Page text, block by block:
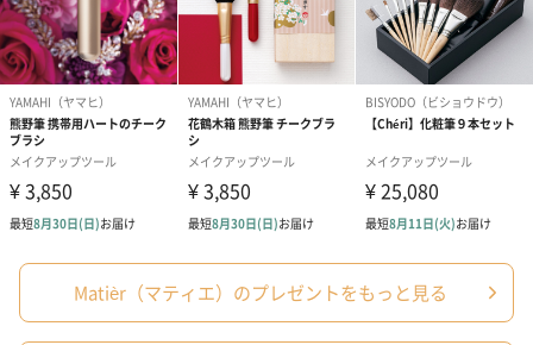
「Matièr（マティエ）」
「新しい扉へ踏み出す一歩。その瞬間に感じる緊張を少しでも和
らげ、あなたの第一印象があなたの望む姿で残すことができるよ
うに」との想いを込め、2020年8月に韓国でローンチした
「Matièr（マティエ）」。
商品詳細情報
セット内容 メイクブラシ×7本
Matièr（マティエ）のプレゼントをもっと見る